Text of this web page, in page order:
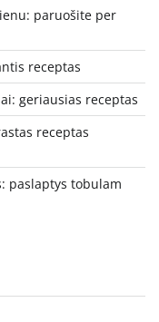
paruošite per
receptas
geriausias receptas
receptas
paslaptys tobulam